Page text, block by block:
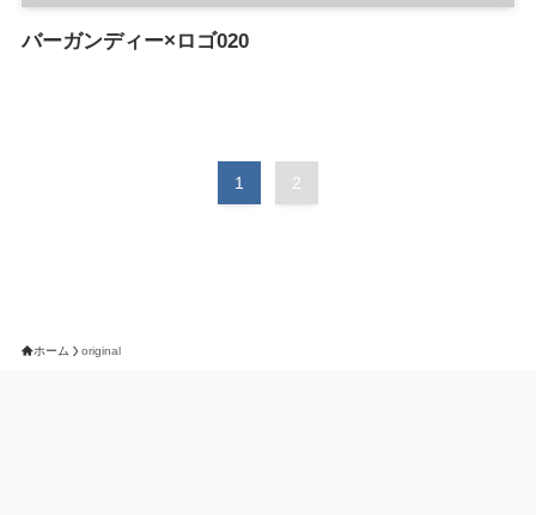
バーガンディー×ロゴ020
1 2
ホーム original